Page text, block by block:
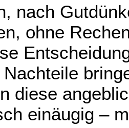
nach
ohne
diese
einäugig –